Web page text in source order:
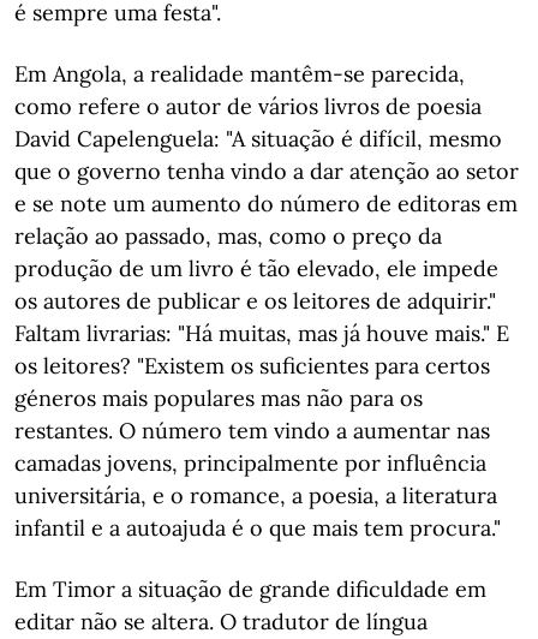
é sempre uma festa".
Em Angola, a realidade mantêm-se parecida,
como refere o autor de vários livros de poesia
David Capelenguela: "A situação é difícil, mesmo
que o governo tenha vindo a dar atenção ao setor
e se note um aumento do número de editoras em
relação ao passado, mas, como o preço da
produção de um livro é tão elevado, ele impede
os autores de publicar e os leitores de adquirir."
Faltam livrarias: "Há muitas, mas já houve mais." E
os leitores? "Existem os suficientes para certos
géneros mais populares mas não para os
restantes. O número tem vindo a aumentar nas
camadas jovens, principalmente por influência
universitária, e o romance, a poesia, a literatura
infantil e a autoajuda é o que mais tem procura."
Em Timor a situação de grande dificuldade em
editar não se altera. O tradutor de língua